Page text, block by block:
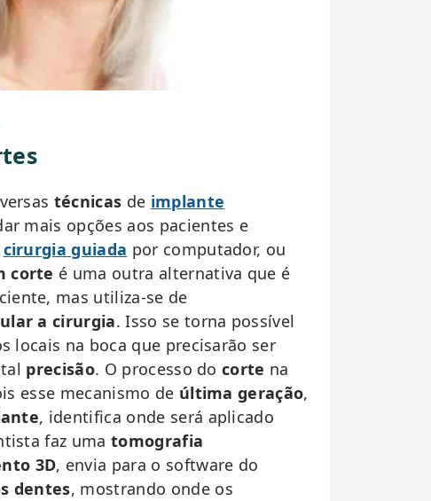
técnicas de implante
mais opções aos pacientes e
cirurgia guiada por computador, ou
corte é uma outra alternativa que é
mas utiliza-se de
a cirurgia. Isso se torna possível
locais na boca que precisarão ser
precisão. O processo docorte na
esse mecanismo de última geração,
, identifica onde será aplicado
faz umatomografia
3D, envia para o software do
dentes, mostrando onde os